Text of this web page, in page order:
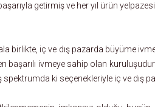
getirmiş ve her yıl ürün
iç ve dış pazarda büyüme
başarılı ivmeye sahip olan
ki seçenekleriyle iç ve dış